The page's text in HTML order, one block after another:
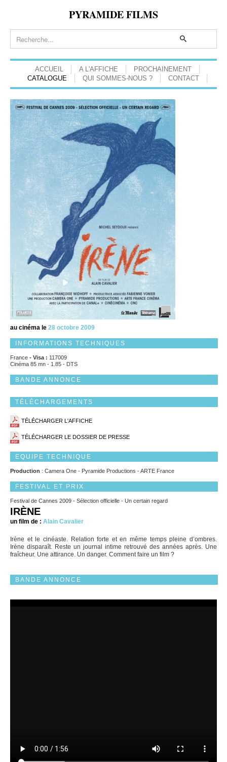
PYRAMIDE FILMS
ACCUEIL A L'AFFICHE
PROCHAINEMENT
CATALOGUE
QUI SOMMES-NOUS ? CONTACT
au cinéma le 28 octobre 2009
INFORMATIONS TECHNIQUES
France - Visa : 117009
Cinéma 85 mn - 1.85 - DTS
BANDE ANNONCE
TÉLÉCHARGEMENTS
TÉLÉCHARGER L'AFFICHE
TÉLÉCHARGER LE DOSSIER DE PRESSE
EQUIPE TECHNIQUE
Production : Camera One - Pyramide Productions - ARTE France
FESTIVAL ET PRIX
Festival de Cannes 2009 - Sélection officielle - Un certain regard
IRÈNE
un film de : Alain Cavalier
Irène et le cinéaste. Relation forte et en même temps pleine d’ombres.
Irène disparaît. Reste un journal intime retrouvé des années après. Une
fraîcheur. Une attirance. Un danger. Comment faire un film ?
BANDE ANNONCE